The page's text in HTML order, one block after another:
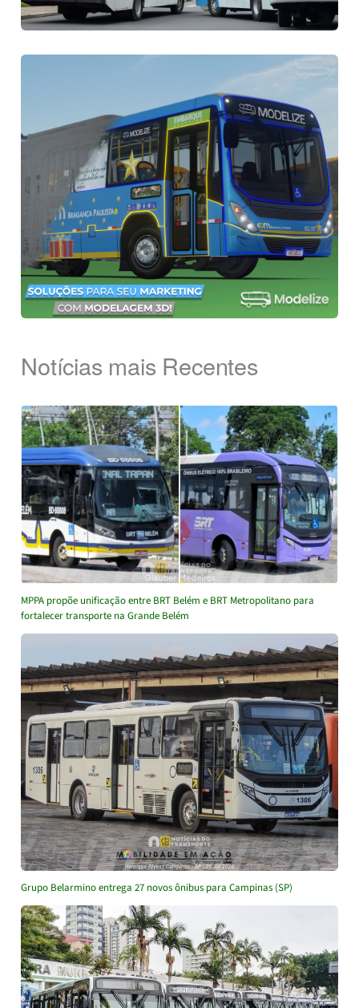
Notícias mais Recentes
MPPA propõe unificação entre BRT Belém e BRT Metropolitano para
fortalecer transporte na Grande Belém
Grupo Belarmino entrega 27 novos ônibus para Campinas (SP)